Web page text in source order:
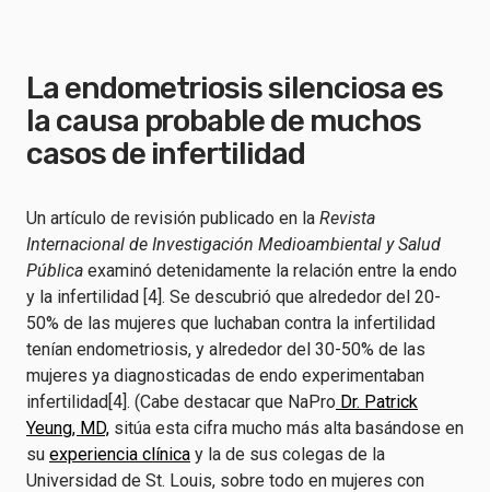
La endometriosis silenciosa es
la causa probable de muchos
casos de infertilidad
Un artículo de revisión publicado en la Revista
Internacional de Investigación Medioambiental y Salud
Pública examinó detenidamente la relación entre la endo
y la infertilidad [4]. Se descubrió que alrededor del 20-
50% de las mujeres que luchaban contra la infertilidad
tenían endometriosis, y alrededor del 30-50% de las
mujeres ya diagnosticadas de endo experimentaban
infertilidad[4]. (Cabe destacar que NaPro Dr. Patrick
Yeung, MD, sitúa esta cifra mucho más alta basándose en
su experiencia clínica y la de sus colegas de la
Universidad de St. Louis, sobre todo en mujeres con